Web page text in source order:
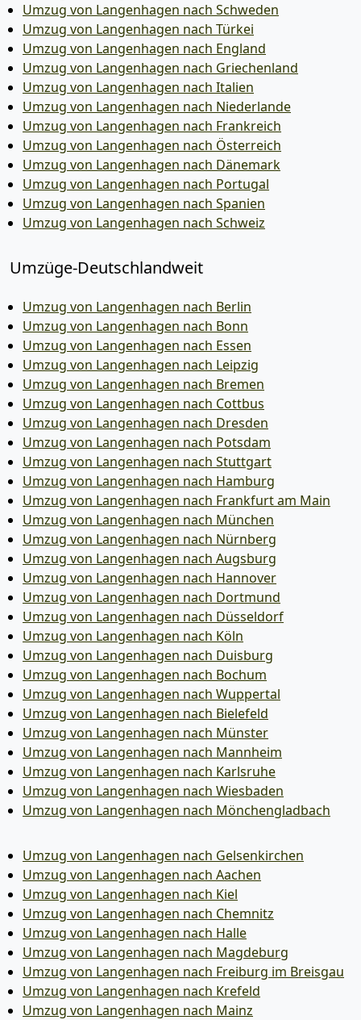
Umzug von Langenhagen nach Schweden
Umzug von Langenhagen nach Türkei
Umzug von Langenhagen nach England
Umzug von Langenhagen nach Griechenland
Umzug von Langenhagen nach Italien
Umzug von Langenhagen nach Niederlande
Umzug von Langenhagen nach Frankreich
Umzug von Langenhagen nach Österreich
Umzug von Langenhagen nach Dänemark
Umzug von Langenhagen nach Portugal
Umzug von Langenhagen nach Spanien
Umzug von Langenhagen nach Schweiz
Umzüge-Deutschlandweit
Umzug von Langenhagen nach Berlin
Umzug von Langenhagen nach Bonn
Umzug von Langenhagen nach Essen
Umzug von Langenhagen nach Leipzig
Umzug von Langenhagen nach Bremen
Umzug von Langenhagen nach Cottbus
Umzug von Langenhagen nach Dresden
Umzug von Langenhagen nach Potsdam
Umzug von Langenhagen nach Stuttgart
Umzug von Langenhagen nach Hamburg
Umzug von Langenhagen nach Frankfurt am Main
Umzug von Langenhagen nach München
Umzug von Langenhagen nach Nürnberg
Umzug von Langenhagen nach Augsburg
Umzug von Langenhagen nach Hannover
Umzug von Langenhagen nach Dortmund
Umzug von Langenhagen nach Düsseldorf
Umzug von Langenhagen nach Köln
Umzug von Langenhagen nach Duisburg
Umzug von Langenhagen nach Bochum
Umzug von Langenhagen nach Wuppertal
Umzug von Langenhagen nach Bielefeld
Umzug von Langenhagen nach Münster
Umzug von Langenhagen nach Mannheim
Umzug von Langenhagen nach Karlsruhe
Umzug von Langenhagen nach Wiesbaden
Umzug von Langenhagen nach Mönchen­gladbach
Umzug von Langenhagen nach Gelsenkirchen
Umzug von Langenhagen nach Aachen
Umzug von Langenhagen nach Kiel
Umzug von Langenhagen nach Chemnitz
Umzug von Langenhagen nach Halle
Umzug von Langenhagen nach Magdeburg
Umzug von Langenhagen nach Freiburg im Breisgau
Umzug von Langenhagen nach Krefeld
Umzug von Langenhagen nach Mainz